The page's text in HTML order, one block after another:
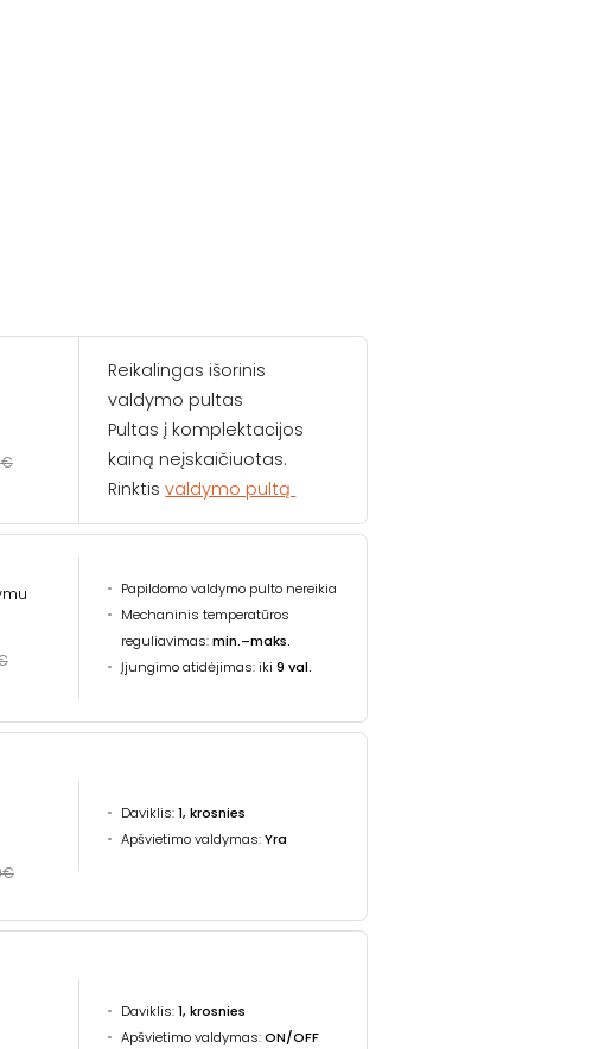
Reikalingas išorinis
valdymo pultas
Pultas į komplektacijos
kainą neįskaičiuotas.
Rinktisvaldymo pultą
Papildomo valdymo pulto nereikia
Mechaninis temperatūros
reguliavimas:min.–maks.
Įjungimo atidėjimas: iki 9 val.
Daviklis:1, krosnies
Apšvietimo valdymas:Yra
Daviklis:1, krosnies
Apšvietimo valdymas:ON/OFF